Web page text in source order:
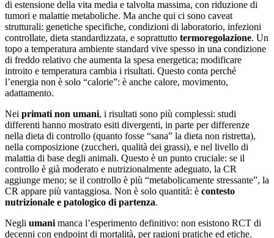
di estensione della vita media e talvolta massima, con riduzione di
tumori e malattie metaboliche. Ma anche qui ci sono caveat
strutturali: genetiche specifiche, condizioni di laboratorio, infezioni
controllate, dieta standardizzata, e soprattutto termoregolazione. Un
topo a temperatura ambiente standard vive spesso in una condizione
di freddo relativo che aumenta la spesa energetica; modificare
introito e temperatura cambia i risultati. Questo conta perché
l’energia non è solo “calorie”: è anche calore, movimento,
adattamento.
Nei primati non umani, i risultati sono più complessi: studi
differenti hanno mostrato esiti divergenti, in parte per differenze
nella dieta di controllo (quanto fosse “sana” la dieta non ristretta),
nella composizione (zuccheri, qualità dei grassi), e nel livello di
malattia di base degli animali. Questo è un punto cruciale: se il
controllo è già moderato e nutrizionalmente adeguato, la CR
aggiunge meno; se il controllo è più “metabolicamente stressante”, la
CR appare più vantaggiosa. Non è solo quantità: è contesto
nutrizionale e patologico di partenza.
Negli umani manca l’esperimento definitivo: non esistono RCT di
decenni con endpoint di mortalità, per ragioni pratiche ed etiche.